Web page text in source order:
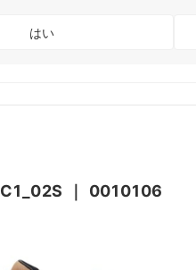
はい
C1_02S 0010106